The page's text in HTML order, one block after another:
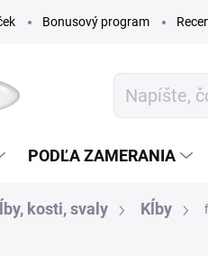
Bonusový program
PODĽA ZAMERANIA
kosti, svaly Kĺby